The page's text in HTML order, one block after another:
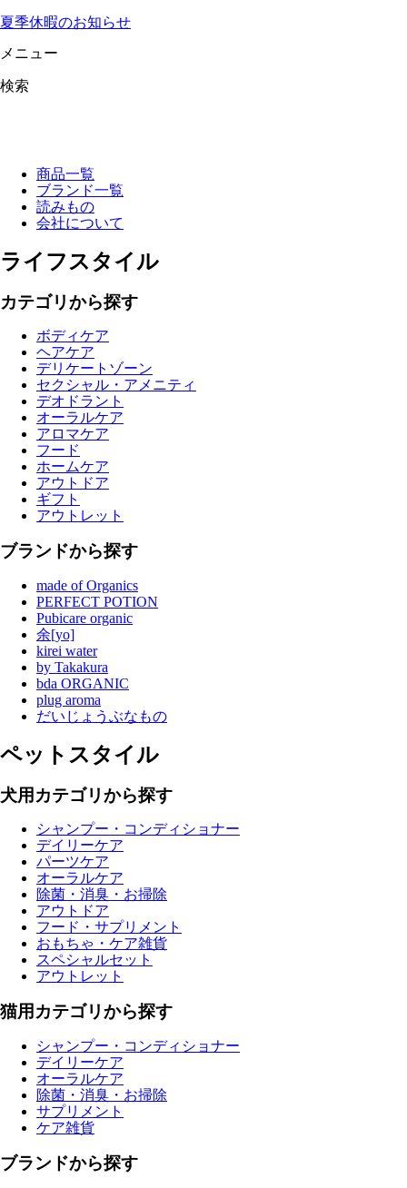
夏季休暇のお知らせ
メニュー
検索
商品一覧
ブランド一覧
読みもの
会社について
ライフスタイル
カテゴリから探す
ボディケア
ヘアケア
デリケートゾーン
セクシャル・アメニティ
デオドラント
オーラルケア
アロマケア
フード
ホームケア
アウトドア
ギフト
アウトレット
ブランドから探す
made of Organics
PERFECT POTION
Pubicare organic
余[yo]
kirei water
by Takakura
bda ORGANIC
plug aroma
だいじょうぶなもの
ペットスタイル
犬用カテゴリから探す
シャンプー・コンディショナー
デイリーケア
パーツケア
オーラルケア
除菌・消臭・お掃除
アウトドア
フード・サプリメント
おもちゃ・ケア雑貨
スペシャルセット
アウトレット
猫用カテゴリから探す
シャンプー・コンディショナー
デイリーケア
オーラルケア
除菌・消臭・お掃除
サプリメント
ケア雑貨
ブランドから探す